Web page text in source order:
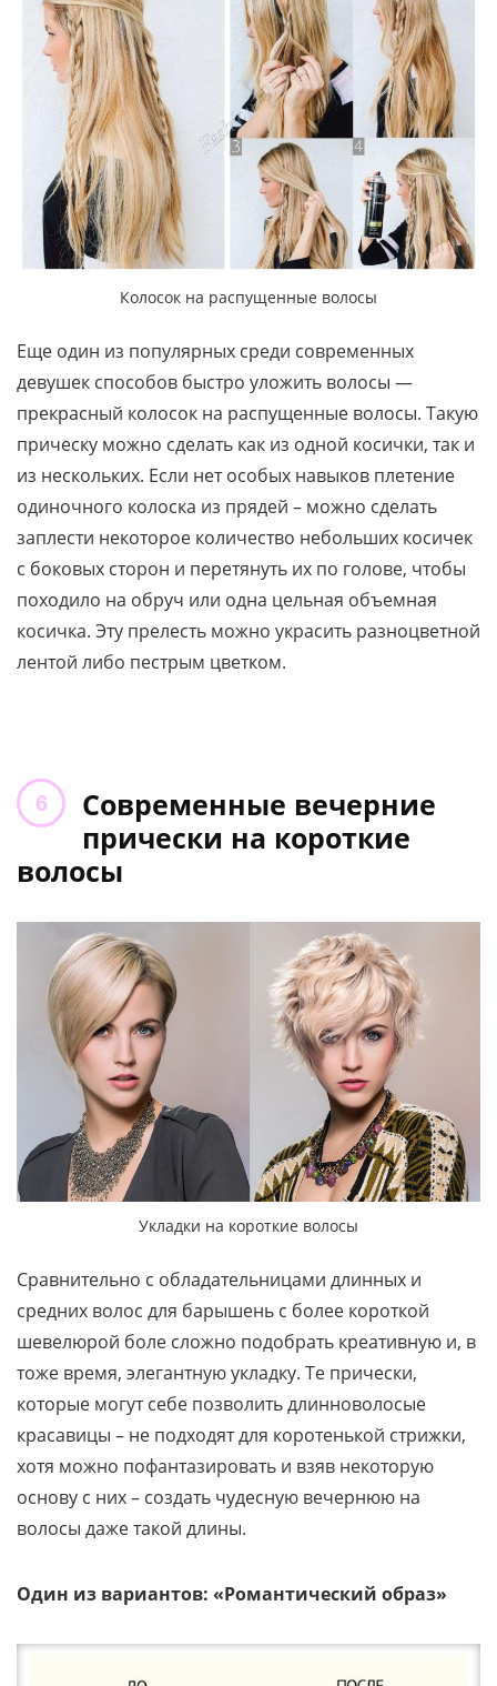
Колосок на распущенные волосы
Еще один из популярных среди современных
девушек способов быстро уложить волосы —
прекрасный колосок на распущенные волосы. Такую
прическу можно сделать как из одной косички, так и
из нескольких. Если нет особых навыков плетение
одиночного колоска из прядей – можно сделать
заплести некоторое количество небольших косичек
с боковых сторон и перетянуть их по голове, чтобы
походило на обруч или одна цельная объемная
косичка. Эту прелесть можно украсить разноцветной
лентой либо пестрым цветком.
Современные вечерние
прически на короткие
волосы
Укладки на короткие волосы
Сравнительно с обладательницами длинных и
средних волос для барышень с более короткой
шевелюрой боле сложно подобрать креативную и, в
тоже время, элегантную укладку. Те прически,
которые могут себе позволить длинноволосые
красавицы – не подходят для коротенькой стрижки,
хотя можно пофантазировать и взяв некоторую
основу с них – создать чудесную вечернюю на
волосы даже такой длины.
Один из вариантов: «Романтический образ»